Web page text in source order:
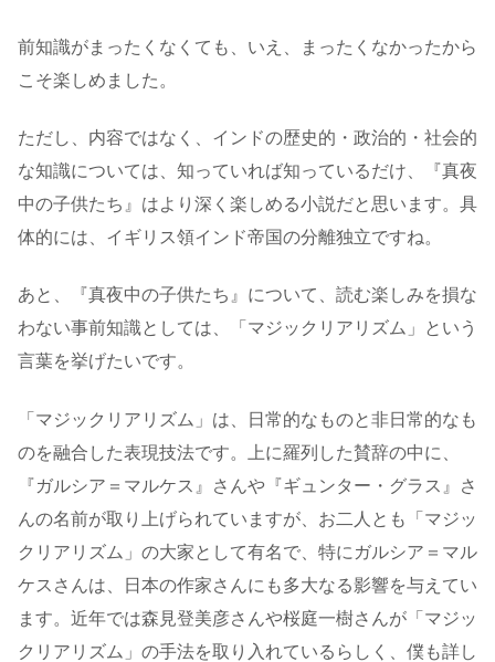
前知識がまったくなくても、いえ、まったくなかったから
こそ楽しめました。
ただし、内容ではなく、インドの歴史的・政治的・社会的
な知識については、知っていれば知っているだけ、『真夜
中の子供たち』はより深く楽しめる小説だと思います。具
体的には、イギリス領インド帝国の分離独立ですね。
あと、『真夜中の子供たち』について、読む楽しみを損な
わない事前知識としては、「マジックリアリズム」という
言葉を挙げたいです。
「マジックリアリズム」は、日常的なものと非日常的なも
のを融合した表現技法です。上に羅列した賛辞の中に、
『ガルシア＝マルケス』さんや『ギュンター・グラス』さ
んの名前が取り上げられていますが、お二人とも「マジッ
クリアリズム」の大家として有名で、特にガルシア＝マル
ケスさんは、日本の作家さんにも多大なる影響を与えてい
ます。近年では森見登美彦さんや桜庭一樹さんが「マジッ
クリアリズム」の手法を取り入れているらしく、僕も詳し